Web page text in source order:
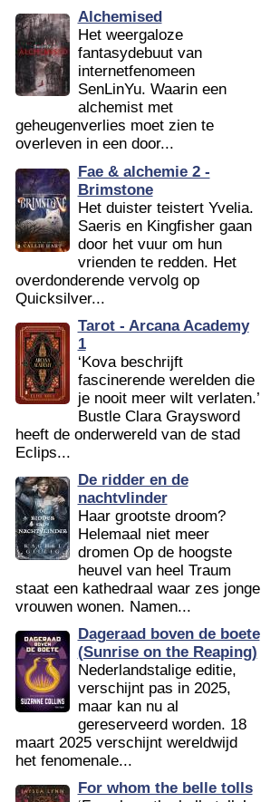
Alchemised
Het weergaloze
fantasydebuut van
internetfenomeen
SenLinYu. Waarin een
alchemist met
geheugenverlies moet zien te
overleven in een door...
Fae & alchemie 2 -
Brimstone
Het duister teistert Yvelia.
Saeris en Kingfisher gaan
door het vuur om hun
vrienden te redden. Het
overdonderende vervolg op
Quicksilver...
Tarot - Arcana Academy
1
‘Kova beschrijft
fascinerende werelden die
je nooit meer wilt verlaten.’
Bustle Clara Graysword
heeft de onderwereld van de stad
Eclips...
De ridder en de
nachtvlinder
Haar grootste droom?
Helemaal niet meer
dromen Op de hoogste
heuvel van heel Traum
staat een kathedraal waar zes jonge
vrouwen wonen. Namen...
Dageraad boven de boete
(Sunrise on the Reaping)
Nederlandstalige editie,
verschijnt pas in 2025,
maar kan nu al
gereserveerd worden. 18
maart 2025 verschijnt wereldwijd
het fenomenale...
For whom the belle tolls